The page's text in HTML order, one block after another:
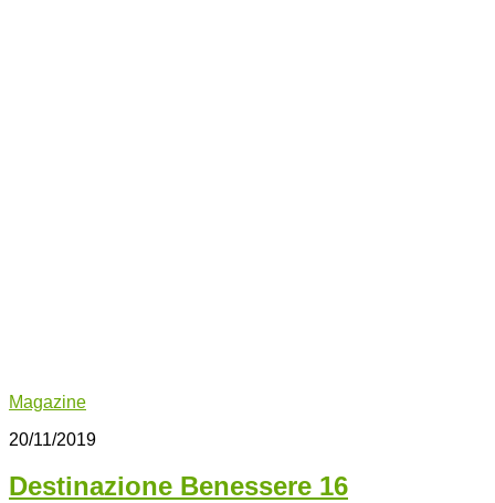
Magazine
20/11/2019
Destinazione Benessere 16